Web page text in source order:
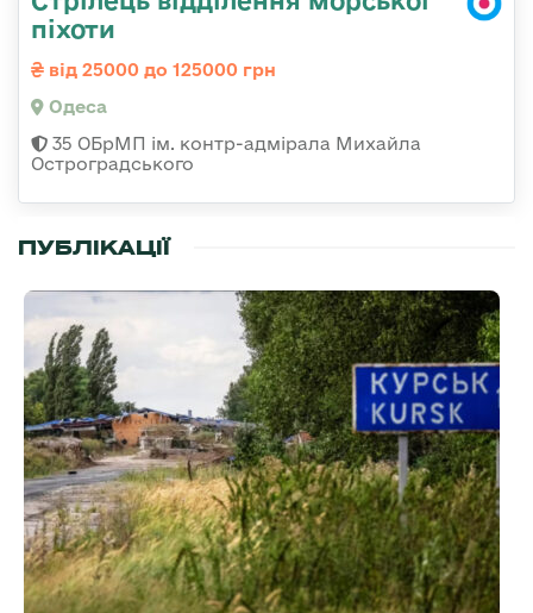
піхоти
від 25000 до 125000 грн
Одеса
35 ОБрМП ім. контр-адмірала Михайла
Остроградського
ПУБЛІКАЦІЇ